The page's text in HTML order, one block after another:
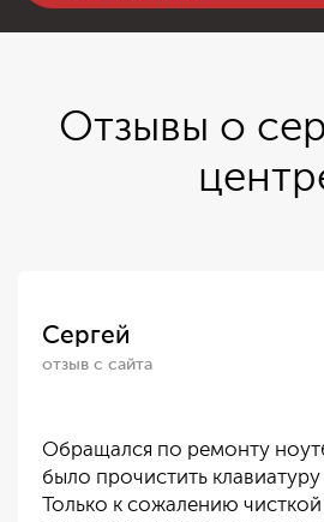
Отзывы о
Сергей
отзыв с сайта
Обращался по ремонту
было прочистить
Только к сожалению